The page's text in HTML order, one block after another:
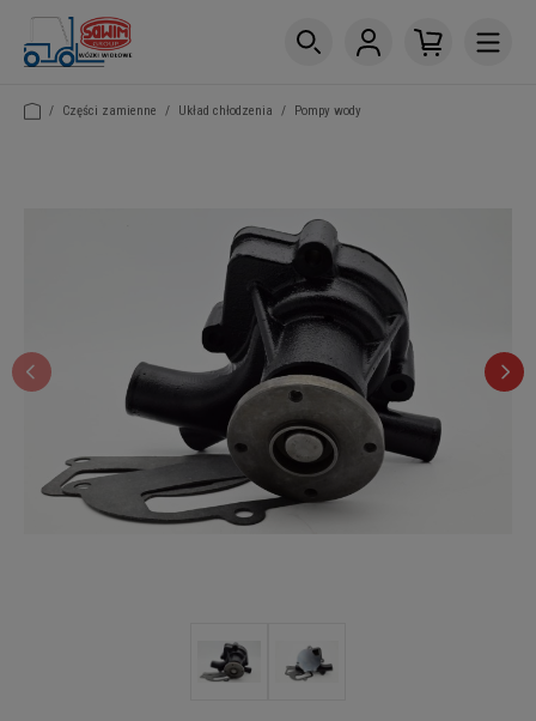
/ Części zamienne / Układ chłodzenia / Pompy wody